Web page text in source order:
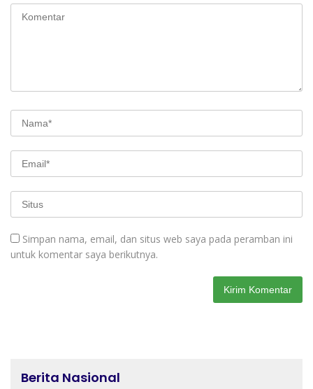
Simpan nama, email, dan situs web saya pada peramban ini
untuk komentar saya berikutnya.
Berita Nasional